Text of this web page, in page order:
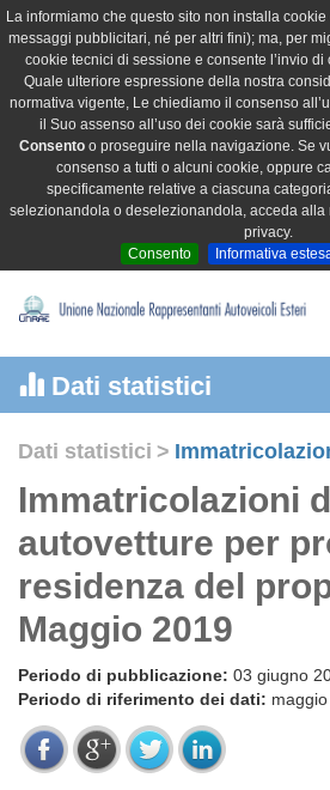
La informiamo che questo sito non installa
messaggi pubblicitari, né per altri fini); ma, per
cookie tecnici di sessione e consente l’invio
Quale ulteriore espressione della nostra
normativa vigente, Le chiediamo il consenso
il Suo assenso all’uso dei cookie sarà
Consento o proseguire nella navigazione. Se
consenso a tutti o alcuni cookie, oppure
specificamente relative a ciascuna
selezionandola o deselezionandola, acceda alla
privacy.
Consento
Informativa
Dati statistici
Dati statistici >
Immatricolazioni
autovetture per
residenza del
Maggio 2019
Periodo di pubblicazione: 03 giugno
Periodo di riferimento dei dati: